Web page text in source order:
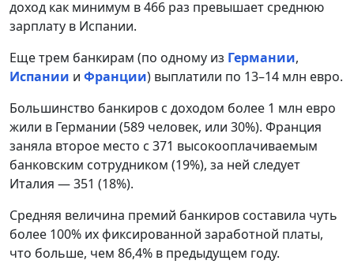
доход как минимум в 466 раз превышает среднюю
зарплату в Испании.
Еще трем банкирам (по одному из Германии,
Испании и Франции) выплатили по 13–14 млн евро.
Большинство банкиров с доходом более 1 млн евро
жили в Германии (589 человек, или 30%). Франция
заняла второе место с 371 высокооплачиваемым
банковским сотрудником (19%), за ней следует
Италия — 351 (18%).
Средняя величина премий банкиров составила чуть
более 100% их фиксированной заработной платы,
что больше, чем 86,4% в предыдущем году.